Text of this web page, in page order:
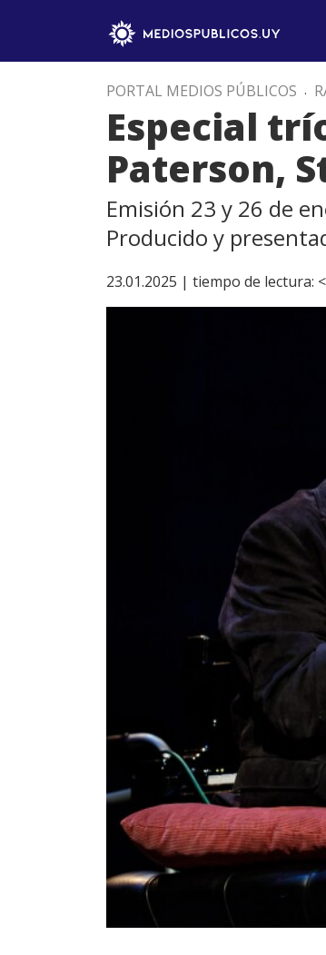
PORTAL MEDIOS PÚBLICOS .
Especial
Paterson,
Emisión 23 y 26 de
Producido y
23.01.2025 | tiempo de lectura: